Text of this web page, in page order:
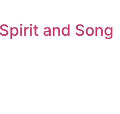
and Song